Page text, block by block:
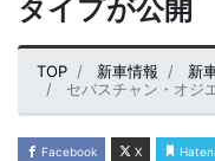
タイプが公開
TOP 新車情報
新
セバスチャン・オジエ選手のWRC通算9回目のドライバーズチャ
Facebook X